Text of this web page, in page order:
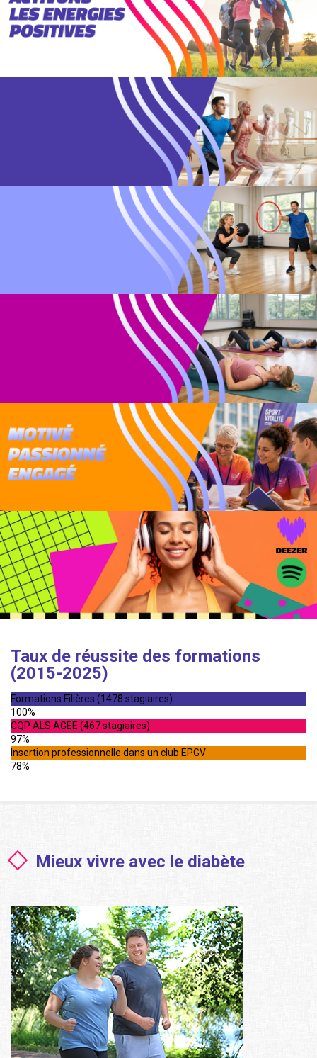
Taux de réussite des formations
(2015-2025)
Formations Filières (1478 stagiaires)
100%
CQP ALS AGEE (467 stagiaires)
97%
Insertion professionnelle dans un club EPGV
78%
Mieux vivre avec le diabète